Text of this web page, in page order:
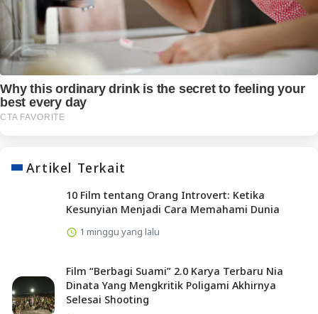
Artikel Terkait
10 Film tentang Orang Introvert: Ketika
Kesunyian Menjadi Cara Memahami Dunia
1 minggu yang lalu
Film “Berbagi Suami” 2.0 Karya Terbaru Nia
Dinata Yang Mengkritik Poligami Akhirnya
Selesai Shooting